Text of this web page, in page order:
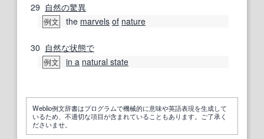
29 自然の驚異
例文 the marvels of nature
30 自然な状態で
例文 in a natural state
Weblio例文辞書はプログラムで機械的に意味や英語表現を生成して
いるため、不適切な項目が含まれていることもあります。ご了承く
ださいませ。